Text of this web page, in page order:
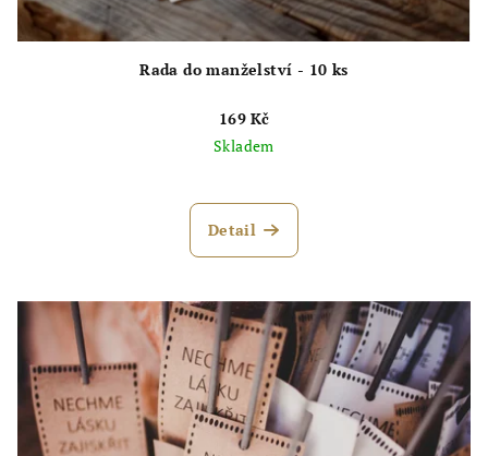
Rada do manželství - 10 ks
169 Kč
Skladem
hodnocení
produktu
hvězdiček.
Detail